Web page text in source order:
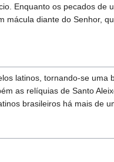
Enquanto os pecados
diante do Senhor,
latinos, tornando-se uma
as relíquias de Santo
brasileiros há mais de